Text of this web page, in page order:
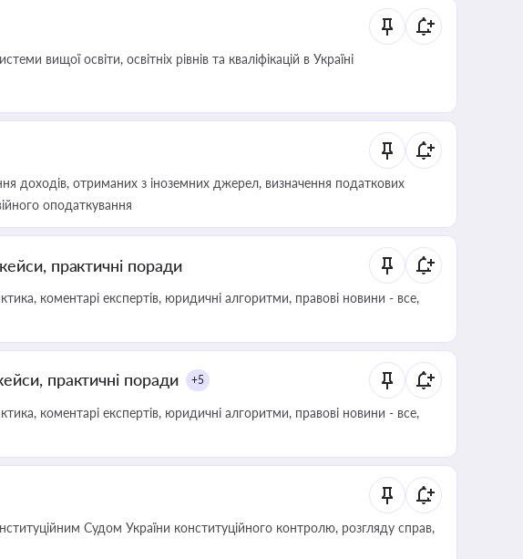
вищої освіти, освітніх рівнів та кваліфікацій в Україні
доходів, отриманих з іноземних джерел, визначення податкових
оподаткування
практичні поради
коментарі експертів, юридичні алгоритми, правові новини - все,
практичні поради +5
коментарі експертів, юридичні алгоритми, правові новини - все,
Судом України конституційного контролю, розгляду справ,